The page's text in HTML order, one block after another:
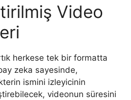
Video
herkese tek bir formatta
zeka sayesinde,
ismini izleyicinin
videonun süresini